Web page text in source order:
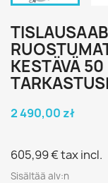
KESTÄVÄ
2 490,00 zł
605,99 €tax incl.
Sisältää alv:n